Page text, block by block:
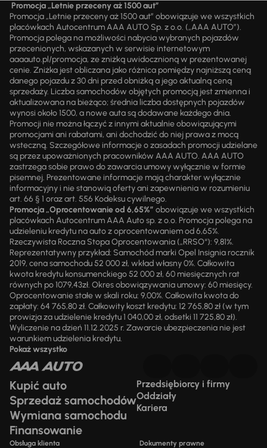
Promocja „Letnie przeceny aż 1500 aut”
Promocja „Letnie przeceny aż 1500 aut” obowiązuje we wszystkich
placówkach Autocentrum AAA AUTO Sp. z o.o. („AAA AUTO”).
Promocja polega na możliwości nabycia wybranych pojazdów
przecenionych, wskazanych w serwisie internetowym
aaaauto.pl/promocja, ze zniżką uwidocznioną w prezentowanej
cenie. Zniżka jest obliczana jako różnica pomiędzy najniższą ceną
danego pojazdu z 30 dni przed obniżką a jego aktualną ceną
sprzedaży. Liczba samochodów objętych promocją jest zmienna i
aktualizowana na bieżąco; średnia liczba dostępnych pojazdów
wynosi około 1500, a nowe auta są dodawane każdego dnia.
Promocji nie można łączyć z innymi aktualnie obowiązującymi
promocjami ani rabatami, ani dochodzić do niej prawa z mocą
wsteczną. Szczegółowe informacje o zasadach promocji udzielane
są przez upoważnionych pracowników AAA AUTO. AAA AUTO
zastrzega sobie prawo do zawarcia umowy wyłącznie w formie
pisemnej. Prezentowane informacje mają charakter wyłącznie
informacyjny i nie stanowią oferty ani zapewnienia w rozumieniu
art. 66 § 1 oraz art. 556 Kodeksu cywilnego.
Promocja „Oprocentowanie od 6,65%” obowiązuje we wszystkich
placówkach Autocentrum AAA Auto sp. z o.o. Promocja polega na
udzieleniu kredytu na auto z oprocentowaniem od 6,65%.
Rzeczywista Roczna Stopa Oprocentowania („RRSO“): 9,81%.
Reprezentatywny przykład: Samochód marki Opel Insignia rocznik
2019, cena samochodu 52 000 zł, wkład własny 0%. Całkowita
kwota kredytu konsumenckiego 52 000 zł, 60 miesięcznych rat
równych po 1079,43zł. Okres obowiązywania umowy: 60 miesięcy.
Oprocentowanie stałe w skali roku: 9,00%. Całkowita kwota do
zapłaty: 64 765,80 zł. Całkowity koszt kredytu: 12 765,80 zł (w tym
prowizja za udzielenie kredytu 1 040,00 zł, odsetki 11 725,80 zł).
Wyliczenie na dzień 11.12.2025 r. Zawarcie ubezpieczenia nie jest
warunkiem udzielenia kredytu.
Pokaż wszystko
Kupić auto
Sprzedaż samochodów
Wymiana samochodu
Finansowanie
Przedsiębiorcy i firmy
Oddziały
Kariera
Obsługa klienta Dokumenty prawne